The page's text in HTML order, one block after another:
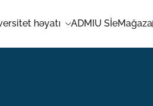
həyatı ADMIU SİeMağaza